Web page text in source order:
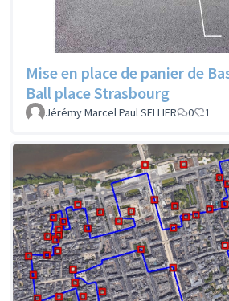
Mise en place de panier de
Ball place Strasbourg
Jérémy Marcel Paul SELLIER 0 1